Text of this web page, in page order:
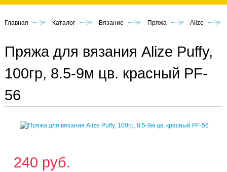
Главная Каталог Вязание Пряжа Alize
Пряжа для вязания Alize Puffy,
100гр, 8.5-9м цв. красный PF-
56
240 руб.